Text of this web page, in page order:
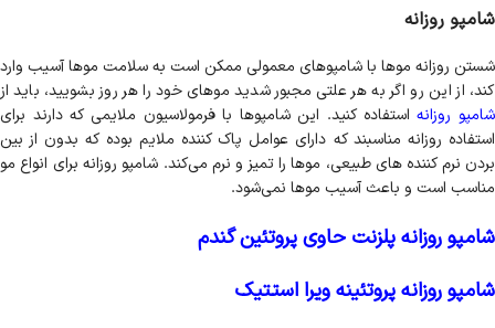
شامپو روزانه
شستن روزانه موها با شامپوهای معمولی ممکن است به سلامت موها آسیب وارد
کند، از این رو اگر به هر علتی مجبور شدید موهای خود را هر روز بشویید، باید از
شامپو روزانهاستفاده کنید. این شامپوها با فرمولاسیون ملایمی که دارند برای
استفاده روزانه مناسبند که دارای عوامل پاک کننده ملایم بوده که بدون از بین
بردن نرم کننده های طبیعی، موها را تمیز و نرم می‌کند. شامپو روزانه برای انواع مو
مناسب است و باعث آسیب موها نمی‌شود.
شامپو روزانه پلزنت حاوی پروتئین گندم
شامپو روزانه پروتئینه ویرا استتیک